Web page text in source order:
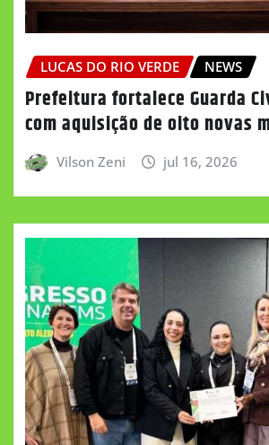
LUCAS DO RIO VERDE NEWS
Prefeitura fortalece Guarda
com aquisição de oito novas
Vilson Zeni jul 16, 2026